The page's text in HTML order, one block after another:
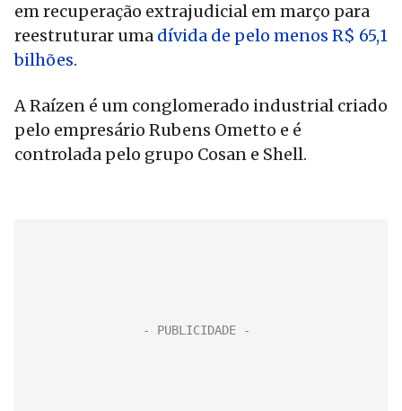
em recuperação extrajudicial em março para
reestruturar uma dívida de pelo menos R$ 65,1
bilhões.
A Raízen é um conglomerado industrial criado
pelo empresário Rubens Ometto e é
controlada pelo grupo Cosan e Shell.